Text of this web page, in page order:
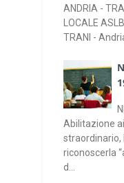
ANDRIA -
LOCALE
TRANI -
Abilitazione
straordinario,
riconoscerla
d...